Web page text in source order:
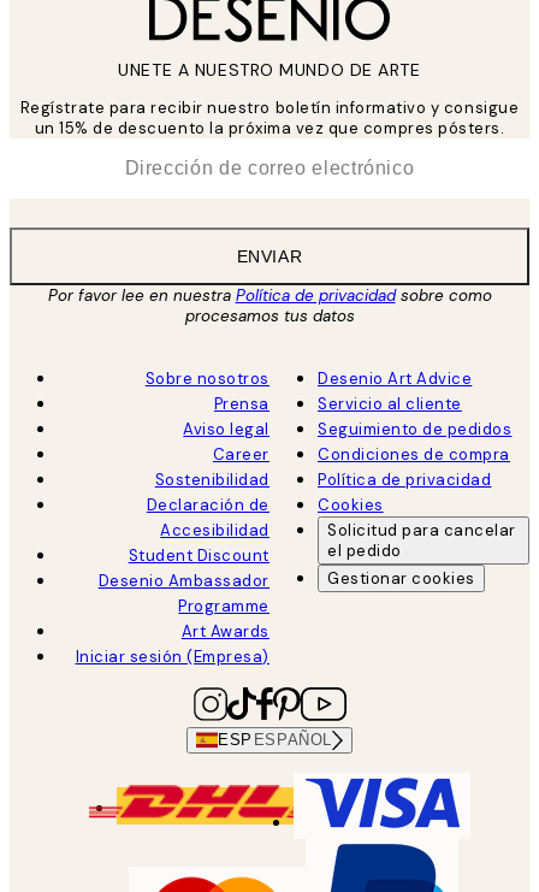
UNETE A NUESTRO MUNDO DE ARTE
Regístrate para recibir nuestro boletín informativo y consigue
un 15% de descuento la próxima vez que compres pósters.
ENVIAR
Por favor lee en nuestra Política de privacidadsobre como
procesamos tus datos
Sobre nosotros
Prensa
Aviso legal
Career
Sostenibilidad
Declaración de
Accesibilidad
Student Discount
Desenio Ambassador
Programme
Art Awards
Iniciar sesión (Empresa)
Desenio Art Advice
Servicio al cliente
Seguimiento de pedidos
Condiciones de compra
Política de privacidad
Cookies
Solicitud para cancelar
el pedido
Gestionar cookies
ESP ESPAÑOL